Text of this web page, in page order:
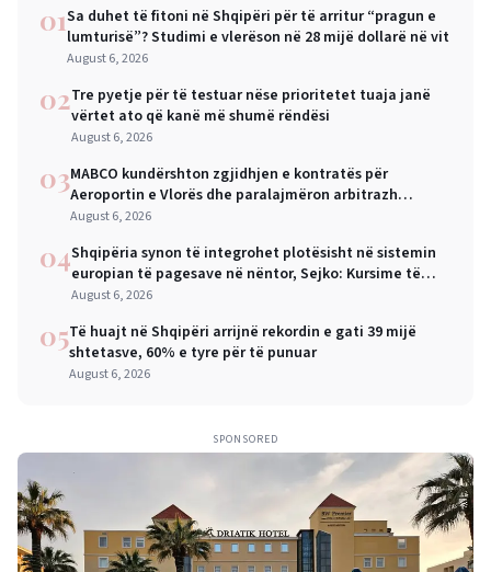
01Sa duhet të fitoni në Shqipëri për të arritur “pragun e
lumturisë”? Studimi e vlerëson në 28 mijë dollarë në vit
August 6, 2026
02Tre pyetje për të testuar nëse prioritetet tuaja janë
vërtet ato që kanë më shumë rëndësi
August 6, 2026
03MABCO kundërshton zgjidhjen e kontratës për
Aeroportin e Vlorës dhe paralajmëron arbitrazh
ndërkombëtar
August 6, 2026
04Shqipëria synon të integrohet plotësisht në sistemin
europian të pagesave në nëntor, Sejko: Kursime të
mëdha për qytetarët dhe bizneset
August 6, 2026
05Të huajt në Shqipëri arrijnë rekordin e gati 39 mijë
shtetasve, 60% e tyre për të punuar
August 6, 2026
SPONSORED